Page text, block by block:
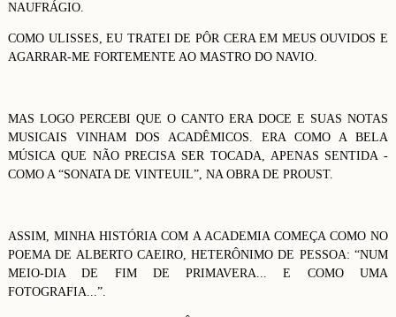
NAUFRÁGIO.
COMO ULISSES, EU TRATEI DE PÔR CERA EM MEUS OUVIDOS E
AGARRAR-ME FORTEMENTE AO MASTRO DO NAVIO.
MAS LOGO PERCEBI QUE O CANTO ERA DOCE E SUAS NOTAS
MUSICAIS VINHAM DOS ACADÊMICOS. ERA COMO A BELA
MÚSICA QUE NÃO PRECISA SER TOCADA, APENAS SENTIDA -
COMO A “SONATA DE VINTEUIL”, NA OBRA DE PROUST.
ASSIM, MINHA HISTÓRIA COM A ACADEMIA COMEÇA COMO NO
POEMA DE ALBERTO CAEIRO, HETERÔNIMO DE PESSOA: “NUM
MEIO-DIA DE FIM DE PRIMAVERA... E COMO UMA
FOTOGRAFIA...”.